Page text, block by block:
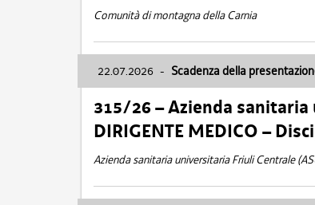
Comunità di montagna della Carnia
22.07.2026 - Scadenza della
315/26 – Azienda
DIRIGENTE MEDICO –
Azienda sanitaria universitaria Friuli Centrale